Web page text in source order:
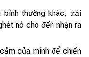
bình thường khác, trải
nó cho đến nhận ra
của mình để chiến